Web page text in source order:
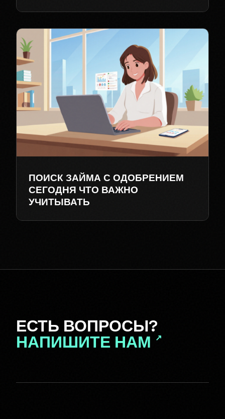
ПОИСК ЗАЙМА С ОДОБРЕНИЕМ
СЕГОДНЯ ЧТО ВАЖНО
УЧИТЫВАТЬ
ЕСТЬ ВОПРОСЫ?
НАПИШИТЕ НАМ ↗